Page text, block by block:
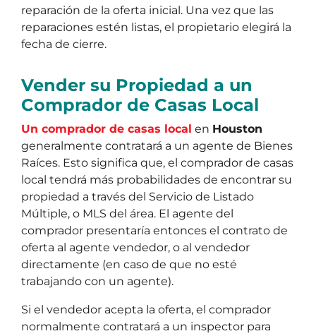
reparación de la oferta inicial. Una vez que las
reparaciones estén listas, el propietario elegirá la
fecha de cierre.
Vender su Propiedad a un
Comprador de Casas Local
Un comprador de casas local en Houston
generalmente contratará a un agente de Bienes
Raíces. Esto significa que, el comprador de casas
local tendrá más probabilidades de encontrar su
propiedad a través del Servicio de Listado
Múltiple, o MLS del área. El agente del
comprador presentaría entonces el contrato de
oferta al agente vendedor, o al vendedor
directamente (en caso de que no esté
trabajando con un agente).
Si el vendedor acepta la oferta, el comprador
normalmente contratará a un inspector para